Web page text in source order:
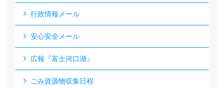
行政情報メール
安心安全メール
広報『富士河口湖』
ごみ資源物収集日程